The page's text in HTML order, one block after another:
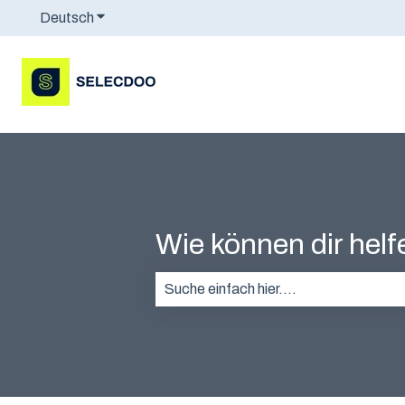
Deutsch Untermenü für Übersetzungen anzeigen
Wie können dir